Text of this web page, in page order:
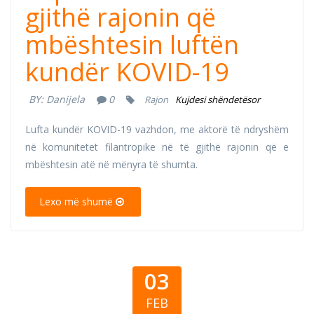
gjithë rajonin që
mbështesin luftën
kundër KOVID-19
BY: Danijela 0 Rajon Kujdesi shëndetësor
Lufta kundër KOVID-19 vazhdon, me aktorë të ndryshëm
në komunitetet filantropike në të gjithë rajonin që e
mbështesin atë në mënyra të shumta.
Lexo më shumë
03
FEB